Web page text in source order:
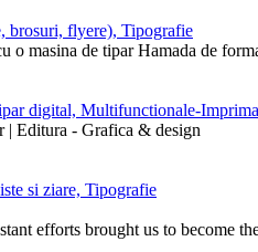
brosuri, flyere), Tipografie
o masina de tipar Hamada de
digital, Multifunctionale-
| Editura - Grafica & design
si ziare, Tipografie
efforts brought us to become